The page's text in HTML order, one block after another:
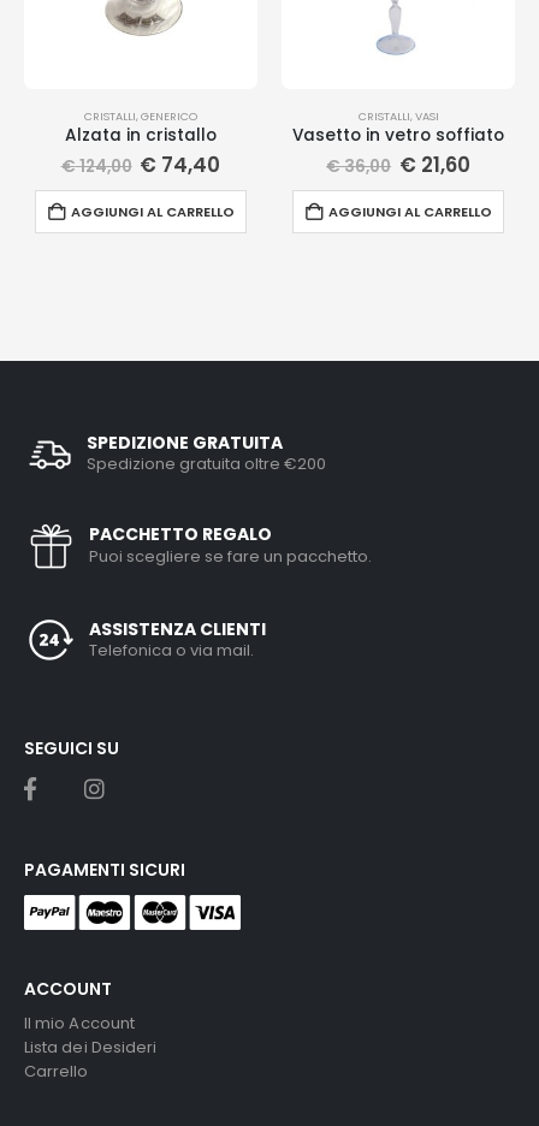
CRISTALLI,GENERICO
Alzata in cristallo
€124,00 € 74,40
AGGIUNGI AL CARRELLO
CRISTALLI,VASI
Vasetto in vetro soffiato
€36,00 € 21,60
AGGIUNGI AL CARRELLO
SPEDIZIONE GRATUITA
Spedizione gratuita oltre €200
PACCHETTO REGALO
Puoi scegliere se fare un pacchetto.
ASSISTENZA CLIENTI
Telefonica o via mail.
ACCOUNT
Il mio Account
Lista dei Desideri
Carrello
SEGUICI SU
PAGAMENTI SICURI